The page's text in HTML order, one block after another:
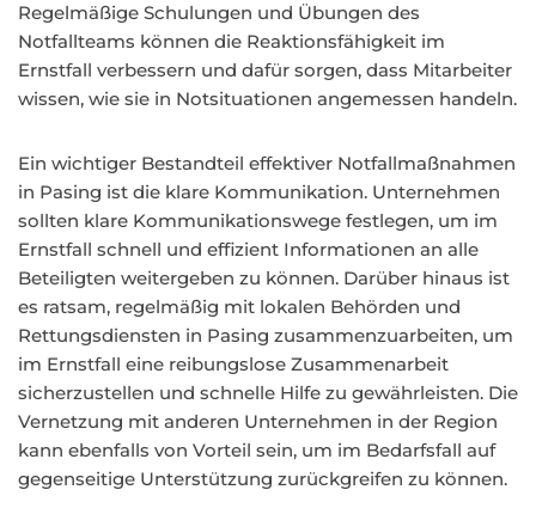
Regelmäßige Schulungen und Übungen des
Notfallteams können die Reaktionsfähigkeit im
Ernstfall verbessern und dafür sorgen, dass Mitarbeiter
wissen, wie sie in Notsituationen angemessen handeln.
Ein wichtiger Bestandteil effektiver Notfallmaßnahmen
in Pasing ist die klare Kommunikation. Unternehmen
sollten klare Kommunikationswege festlegen, um im
Ernstfall schnell und effizient Informationen an alle
Beteiligten weitergeben zu können. Darüber hinaus ist
es ratsam, regelmäßig mit lokalen Behörden und
Rettungsdiensten in Pasing zusammenzuarbeiten, um
im Ernstfall eine reibungslose Zusammenarbeit
sicherzustellen und schnelle Hilfe zu gewährleisten. Die
Vernetzung mit anderen Unternehmen in der Region
kann ebenfalls von Vorteil sein, um im Bedarfsfall auf
gegenseitige Unterstützung zurückgreifen zu können.